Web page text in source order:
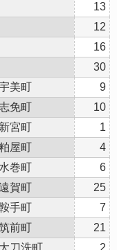
13
12
16
30
美町
9
免町
10
宮町
1
屋町
4
巻町
6
賀町
25
手町
7
前町
21
刀洗町 2